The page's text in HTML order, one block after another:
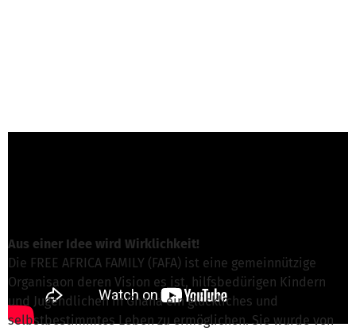
Aus einer Idee wird Wirklichkeit!
Die FREE AFRICA FAMILY (FAFA) ist eine gemeinnützige
Organisaon deren Vision es ist, hilfsbedürigen Kindern
und Jugendlichen in Ghana ein glückliches und
selbstbestimmtes Leben zu ermöglichen. Sie wurde von